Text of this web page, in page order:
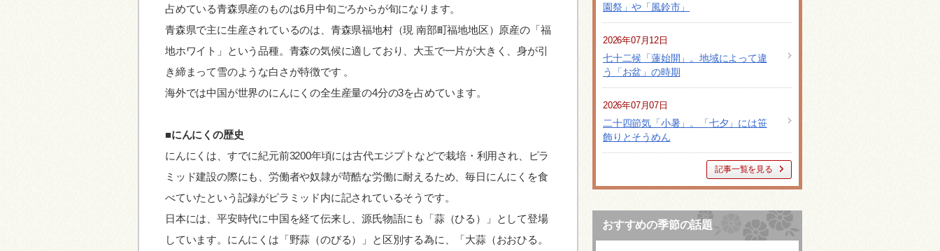
占めている青森県産のものは6月中旬ごろからが旬になります。
青森県で主に生産されているのは、青森県福地村（現 南部町福地地区）原産の「福
地ホワイト」という品種。青森の気候に適しており、大玉で一片が大きく、身が引
き締まって雪のような白さが特徴です 。
海外では中国が世界のにんにくの全生産量の4分の3を占めています。
■にんにくの歴史
にんにくは、すでに紀元前3200年頃には古代エジプトなどで栽培・利用され、ピラ
ミッド建設の際にも、労働者や奴隷が苛酷な労働に耐えるため、毎日にんにくを食
べていたという記録がピラミッド内に記されているそうです。
日本には、平安時代に中国を経て伝来し、源氏物語にも「蒜（ひる）」として登場
しています。にんにくは「野蒜（のびる）」と区別する為に、「大蒜（おおひる。
園祭」や「風鈴市」
2026年07月12日
七十二候「蓮始開」。地域によって違
う「お盆」の時期
2026年07月07日
二十四節気「小暑」。「七夕」には笹
飾りとそうめん
記事一覧を見る
おすすめの季節の話題